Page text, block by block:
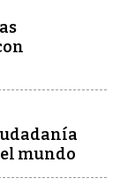
mundo